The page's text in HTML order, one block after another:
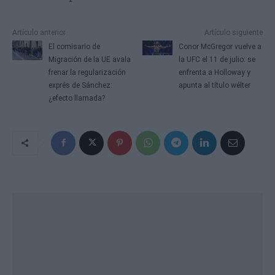
Artículo anterior
El comisario de
Migración de la UE avala
frenar la regularización
exprés de Sánchez:
¿efecto llamada?
Artículo siguiente
Conor McGregor vuelve a
la UFC el 11 de julio: se
enfrenta a Holloway y
apunta al título wélter